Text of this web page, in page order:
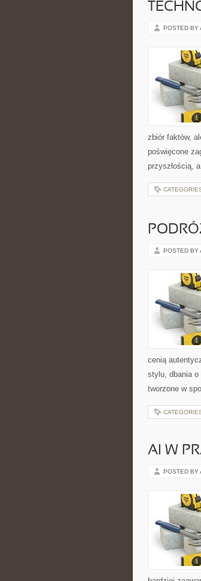
POSTED BY
zbiór faktów,
poświęcone
przyszłością,
POSTED BY
cenią
stylu, dbania
tworzone w
AI W
POSTED BY